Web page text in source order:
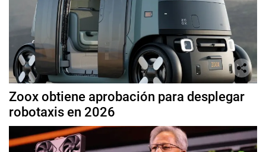
Zoox obtiene aprobación para desplegar
robotaxis en 2026